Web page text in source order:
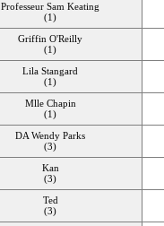
Professeur Sam Keating
(1)
Griffin O'Reilly
(1)
Lila Stangard
(1)
Mlle Chapin
(1)
DA Wendy Parks
(3)
Kan
(3)
Ted
(3)